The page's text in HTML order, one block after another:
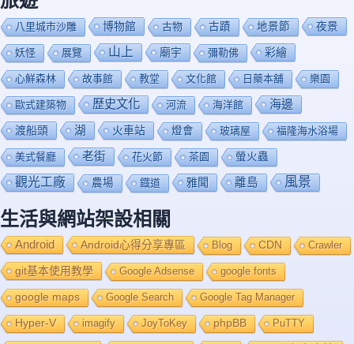
八里城市沙雕 博物館 古物 古蹟 地景節 夜景
妖怪 展覽 山上 廟宇 彌勒佛 彩繪
心鮮森林 故事館 教堂 文化館 日藥本舖 樂園
歐式建築物 歷史文化 河流 海洋館 海邊
渡船頭 湖 火車站 燈會 玻璃屋 福隆海水浴場
美式餐廳 老街 花火節 茶園 螢火蟲
觀光工廠 農場 鐡道 雅聞 離島 風景
生活與網站架設相關
Android Android心得分享專區 Blog CDN Crawler
git基本使用教學 Google Adsense google fonts
google maps Google Search Google Tag Manager
Hyper-V imagify JoyToKey phpBB PuTTY